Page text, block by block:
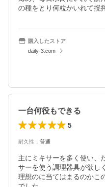
の種をとり何粒かいれて撹
購入したストア
daily-3.com
一台何役もできる
5
耐久性 ： 普通
主にミキサーを多く使い、
サーを使う調理器具が欲し
理想のに当てはまるのかこ